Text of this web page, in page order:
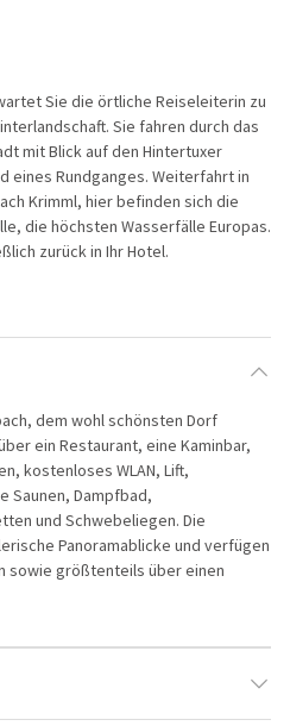
Sie die örtliche Reiseleiterin zu
Sie fahren durch das
mit Blick auf den Hintertuxer
eines Rundganges. Weiterfahrt in
Krimml, hier befinden sich die
die höchsten Wasserfälle Europas.
zurück in Ihr Hotel.
dem wohl schönsten Dorf
ein Restaurant, eine Kaminbar,
kostenloses WLAN, Lift,
Saunen, Dampfbad,
und Schwebeliegen. Die
Panoramablicke und verfügen
sowie größtenteils über einen